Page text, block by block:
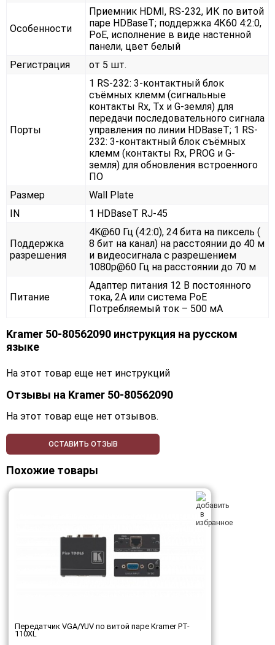
Особенности
Приемник HDMI, RS-232, ИК по витой
паре HDBaseT; поддержка 4К60 4:2:0,
PoE, исполнение в виде настенной
панели, цвет белый
Регистрация
от 5 шт.
Порты
1 RS-232: 3-контактный блок
съёмных клемм (сигнальные
контакты Rx, Tx и G-земля) для
передачи последовательного сигнала
управления по линии HDBaseT; 1 RS-
232: 3-контактный блок съёмных
клемм (контакты Rx, PROG и G-
земля) для обновления встроенного
ПО
Размер
Wall Plate
IN
1 HDBaseT RJ-45
Поддержка
разрешения
4K@60 Гц (4:2:0), 24 бита на пиксель (
8 бит на канал) на расстоянии до 40 м
и видеосигнала с разрешением
1080p@60 Гц на расстоянии до 70 м
Питание
Адаптер питания 12 В постоянного
тока, 2А или система PoE
Потребляемый ток – 500 мА
Kramer 50-80562090 инструкция на русском
языке
На этот товар еще нет инструкций
Отзывы на Kramer 50-80562090
На этот товар еще нет отзывов.
ОСТАВИТЬ ОТЗЫВ
Похожие товары
Передатчик VGA/YUV по витой паре Kramer PT-
110XL